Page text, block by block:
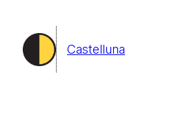
contenu
Castelluna